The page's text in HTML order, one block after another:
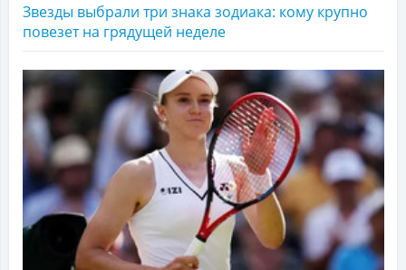
Звезды выбрали три знака зодиака: кому крупно
повезет на грядущей неделе